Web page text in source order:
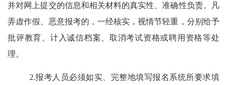
并对网上提交的信息和相关材料的真实性、准确性负责。凡
弄虚作假、恶意报考的，一经核实，视情节轻重，分别给予
批评教育、计入诚信档案、取消考试资格或聘用资格等处
理。
2.报考人员必须如实、完整地填写报名系统所要求填